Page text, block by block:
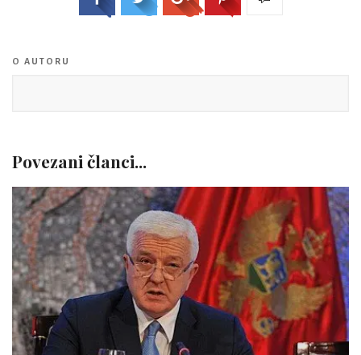
O AUTORU
Povezani članci...